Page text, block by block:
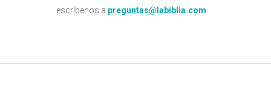
escríbenos a preguntas@labiblia.com